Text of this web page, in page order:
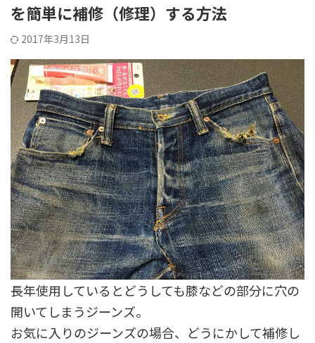
を簡単に補修（修理）する方法
2017年3月13日
長年使用しているとどうしても膝などの部分に穴の
開いてしまうジーンズ。
お気に入りのジーンズの場合、どうにかして補修し